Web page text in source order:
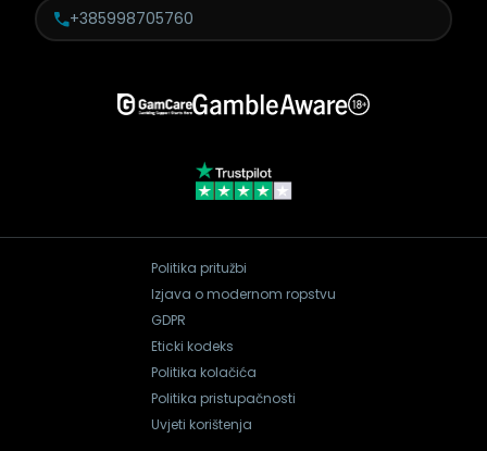
+385998705760
Politika pritužbi
Izjava o modernom ropstvu
GDPR
Eticki kodeks
Politika kolačića
Politika pristupačnosti
Uvjeti korištenja